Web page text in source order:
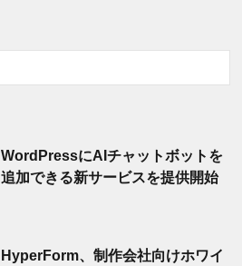
WordPressにAIチャットボットを
追加できる新サービスを提供開始
HyperForm、制作会社向けホワイ